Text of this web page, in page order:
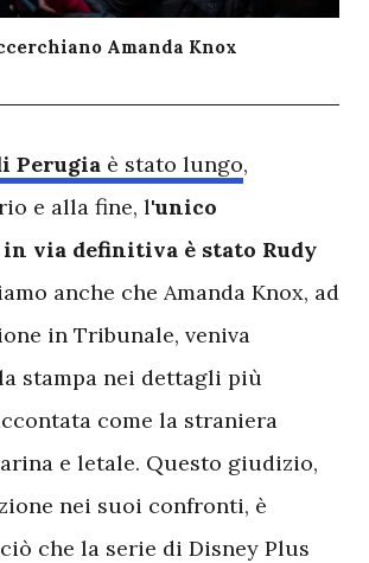
Amanda Knox
Perugia è stato lungo,
e alla fine, l'unico
via definitiva è stato Rudy
anche che Amanda Knox, ad
in Tribunale, veniva
stampa nei dettagli più
come la straniera
e letale. Questo giudizio,
nei suoi confronti, è
che la serie di Disney Plus